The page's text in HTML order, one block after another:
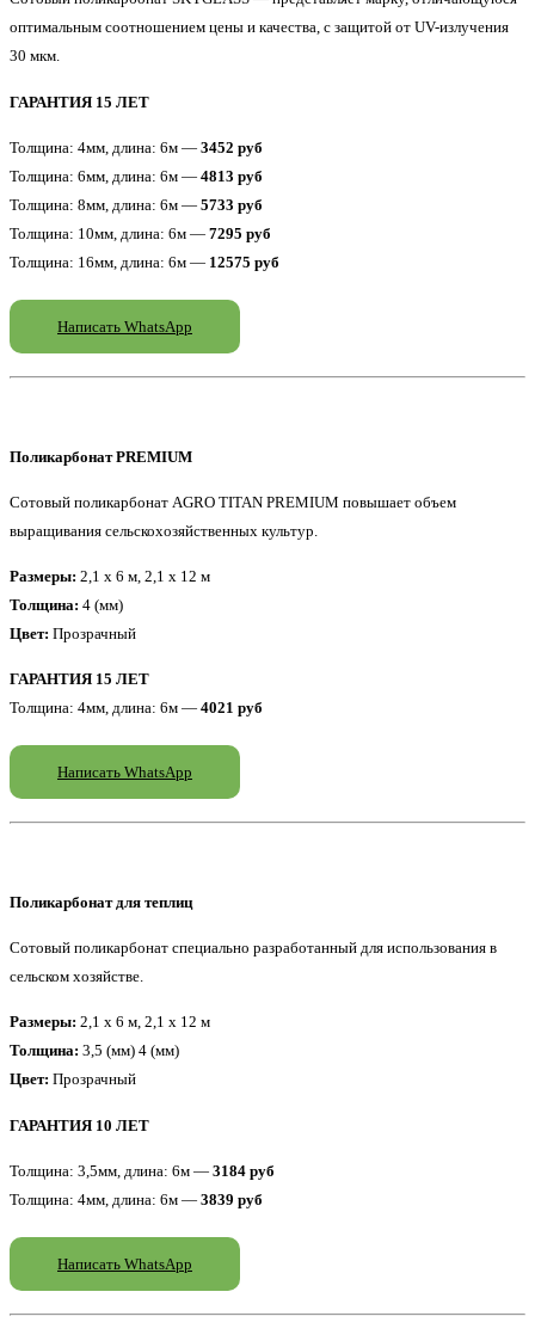
оптимальным соотношением цены и качества, с защитой от UV-излучения
30 мкм.
ГАРАНТИЯ 15 ЛЕТ
Толщина: 4мм, длина: 6м — 3452 руб
Толщина: 6мм, длина: 6м — 4813 руб
Толщина: 8мм, длина: 6м — 5733 руб
Толщина: 10мм, длина: 6м — 7295 руб
Толщина: 16мм, длина: 6м — 12575 руб
Написать WhatsApp
Поликарбонат PREMIUM
Сотовый поликарбонат AGRO TITAN PREMIUM повышает объем
выращивания сельскохозяйственных культур.
Размеры: 2,1 x 6 м, 2,1 x 12 м
Толщина: 4 (мм)
Цвет: Прозрачный
ГАРАНТИЯ 15 ЛЕТ
Толщина: 4мм, длина: 6м — 4021 руб
Написать WhatsApp
Поликарбонат для теплиц
Сотовый поликарбонат специально разработанный для использования в
сельском хозяйстве.
Размеры: 2,1 x 6 м, 2,1 x 12 м
Толщина: 3,5 (мм) 4 (мм)
Цвет: Прозрачный
ГАРАНТИЯ 10 ЛЕТ
Толщина: 3,5мм, длина: 6м — 3184 руб
Толщина: 4мм, длина: 6м — 3839 руб
Написать WhatsApp